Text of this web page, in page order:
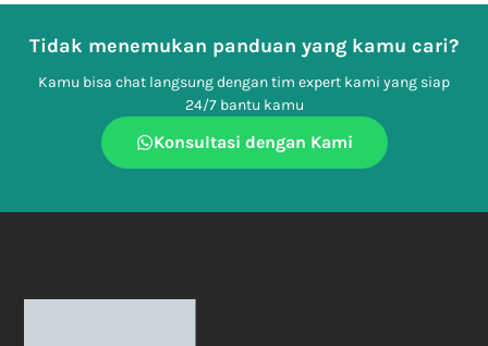
Tidak menemukan panduan yang kamu cari?
Kamu bisa chat langsung dengan tim expert kami yang siap
24/7 bantu kamu
Konsultasi dengan Kami